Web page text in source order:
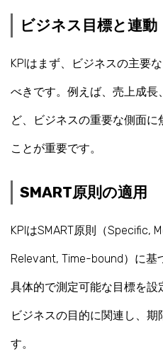
ビジネス目標と連動
KPIはまず、ビジネスの主要
べきです。例えば、売上成
ど、ビジネスの重要な側面に
ことが重要です。
SMART原則の適用
KPIはSMART原則（Specific,
Relevant, Time-bound）に基
具体的で測定可能な目標を設
ビジネスの目的に関連し、
す。